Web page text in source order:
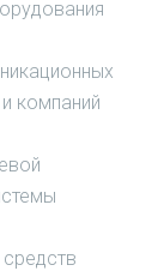
компаний